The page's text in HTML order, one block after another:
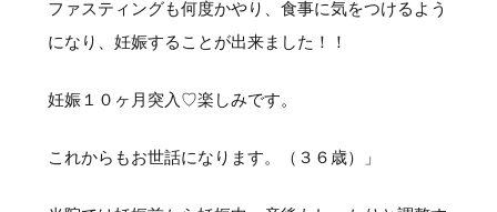
ファスティングも何度かやり、食事に気をつけるよう
になり、妊娠することが出来ました！！
妊娠１０ヶ月突入♡楽しみです。
これからもお世話になります。（３６歳）」